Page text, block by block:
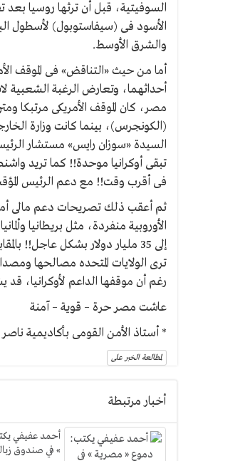
الأسود فى (سيفاستوبول) لأسطول
والشرق الأوسط.
أما من حيث «التناقض» فى الموقف
أحداثهما، وتعارض الرغبة الشعبية
مصر، كان الموقف الأمريكى
(الكونجرس)، بينما كانت وزارة
السيدة «سوزان رايس» مستشار
تبقى أوكرانيا موحدة!! كما تريد
فى أقرب وقت!! مع دعم الرئيس
ثم أعقب ذلك تصريحات دعم مالى
الأوروبية منفردة، مثل بريطانيا
إلى 35 مليار دولار بشكل عاجل!!
ترى الولايات المتحده مصالحها
رغم أن موقفها الداعم لأوكرانيا،
عاشت مصر حرة – قوية – آمنة
* أستاذ الأمن القومى بأكاديمية
لمطالعة الخبر على
أخبار مرتبطة
أحمد عفيفي
» في صندوق